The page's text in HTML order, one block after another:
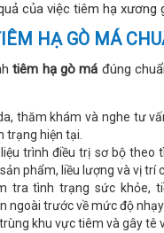
của việc tiêm hạ xương
HẠ GÒ MÁ
tiêm hạ gò má đúng
thăm khám và nghe tư
trạng hiện tại.
liệu trình điều trị sơ bộ theo
phẩm, liều lượng và vị trí
tra tình trạng sức khỏe,
ngoài trước về mức độ
khu vực tiêm và gây tê